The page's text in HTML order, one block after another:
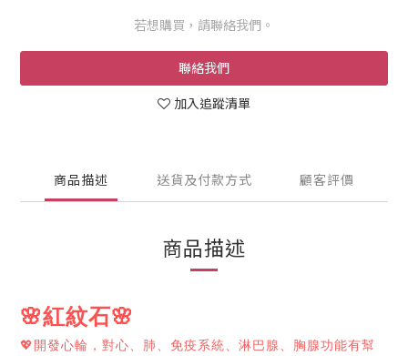
若想購買，請聯絡我們。
聯絡我們
加入追蹤清單
商品描述 送貨及付款方式 顧客評價
商品描述
🌸紅紋石🌸
💖 開發心輪，對心、肺、免疫系統、淋巴腺、胸腺功能有幫